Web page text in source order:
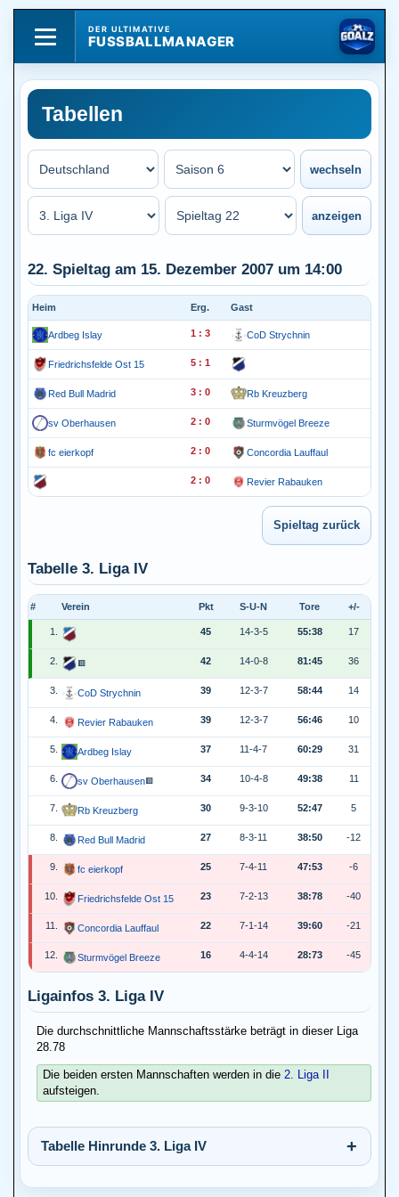
DER ULTIMATIVE
FUSSBALLMANAGER
Tabellen
22. Spieltag am 15. Dezember 2007 um 14:00
Heim Erg. Gast
Ardbeg Islay 1 : 3 CoD Strychnin
Friedrichsfelde Ost 15 5 : 1
Red Bull Madrid 3 : 0 Rb Kreuzberg
sv Oberhausen 2 : 0 Sturmvögel Breeze
fc eierkopf 2 : 0 Concordia Lauffaul
2 : 0 Revier Rabauken
Tabelle 3. Liga IV
# Verein Pkt S-U-N Tore +/-
1. 45 14-3-5 55:38 17
2. 🟥 42 14-0-8 81:45 36
3. CoD Strychnin 39 12-3-7 58:44 14
4. Revier Rabauken 39 12-3-7 56:46 10
5. Ardbeg Islay 37 11-4-7 60:29 31
6. sv Oberhausen 🟥 34 10-4-8 49:38 11
7. Rb Kreuzberg 30 9-3-10 52:47 5
8. Red Bull Madrid 27 8-3-11 38:50 -12
9. fc eierkopf 25 7-4-11 47:53 -6
10. Friedrichsfelde Ost 15 23 7-2-13 38:78 -40
11. Concordia Lauffaul 22 7-1-14 39:60 -21
12. Sturmvögel Breeze 16 4-4-14 28:73 -45
Ligainfos 3. Liga IV
Die durchschnittliche Mannschaftsstärke beträgt in dieser Liga
28.78
Die beiden ersten Mannschaften werden in die 2. Liga II
aufsteigen.
Tabelle Hinrunde 3. Liga IV